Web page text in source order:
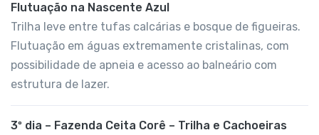
Flutuação na Nascente Azul
Trilha leve entre tufas calcárias e bosque de figueiras.
Flutuação em águas extremamente cristalinas, com
possibilidade de apneia e acesso ao balneário com
estrutura de lazer.
3º dia – Fazenda Ceita Corê – Trilha e Cachoeiras